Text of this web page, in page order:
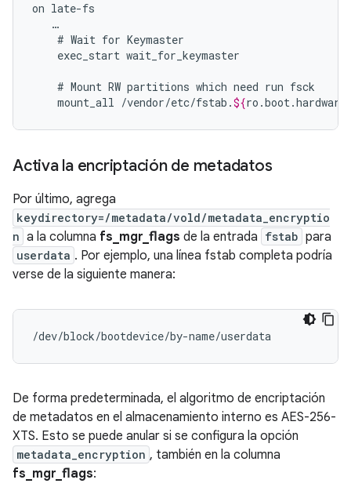
on
…
# Wait for
exec_start wait_for_keymaster
# Mount RW partitions which need run
mount_all /vendor/etc/fstab.${ro .boot.hardware
Activa la encriptación de metadatos
Por último, agrega
keydirectory=/metadata/vold/metadata_encryptio
n a la columna fs_mgr_flags de la entrada fstab para
userdata . Por ejemplo, una línea fstab completa podría
verse de la siguiente manera:
/dev/block/bootdevice/by-name/userdata
De forma predeterminada, el algoritmo de encriptación
de metadatos en el almacenamiento interno es AES-256-
XTS. Esto se puede anular si se configura la opción
metadata_encryption , también en la columna
fs_mgr_flags: